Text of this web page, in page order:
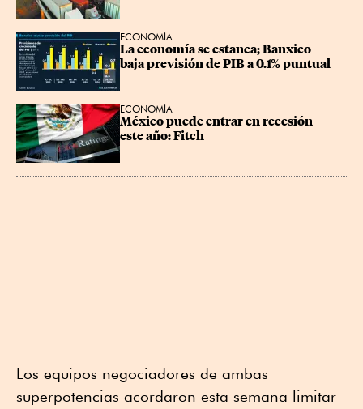
ECONOMÍA
La economía se estanca; Banxico
baja previsión de PIB a 0.1% puntual
ECONOMÍA
México puede entrar en recesión
este año: Fitch
Los equipos negociadores de ambas
superpotencias acordaron esta semana limitar